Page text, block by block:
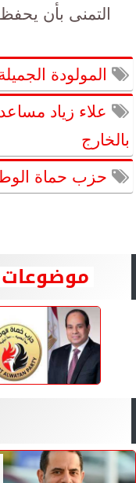
التمنى بأن
المولودة
علاء زياد
بالخارج
حزب حماة